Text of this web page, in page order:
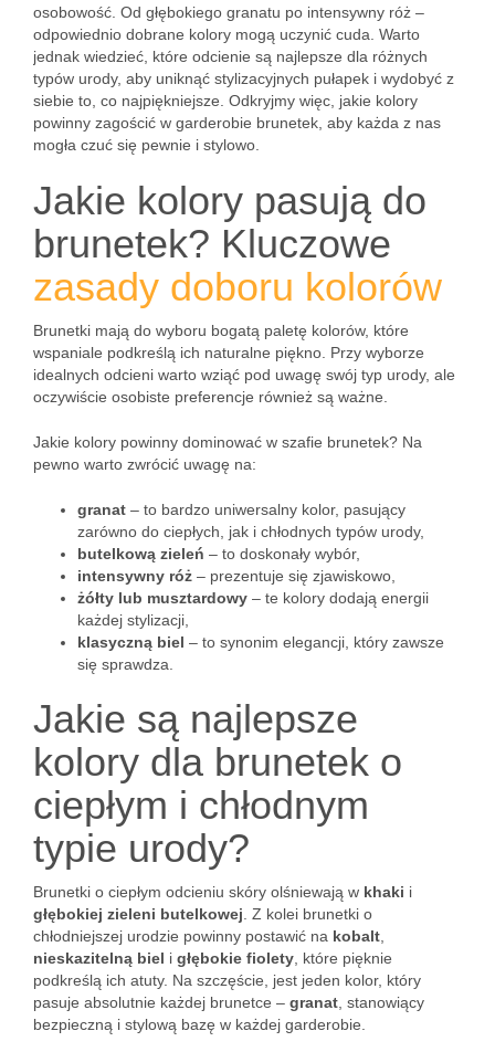
osobowość. Od głębokiego granatu po intensywny róż –
odpowiednio dobrane kolory mogą uczynić cuda. Warto
jednak wiedzieć, które odcienie są najlepsze dla różnych
typów urody, aby uniknąć stylizacyjnych pułapek i wydobyć z
siebie to, co najpiękniejsze. Odkryjmy więc, jakie kolory
powinny zagościć w garderobie brunetek, aby każda z nas
mogła czuć się pewnie i stylowo.
Jakie kolory pasują do
brunetek? Kluczowe
zasady doboru kolorów
Brunetki mają do wyboru bogatą paletę kolorów, które
wspaniale podkreślą ich naturalne piękno. Przy wyborze
idealnych odcieni warto wziąć pod uwagę swój typ urody, ale
oczywiście osobiste preferencje również są ważne.
Jakie kolory powinny dominować w szafie brunetek? Na
pewno warto zwrócić uwagę na:
granat – to bardzo uniwersalny kolor, pasujący
zarówno do ciepłych, jak i chłodnych typów urody,
butelkową zieleń – to doskonały wybór,
intensywny róż – prezentuje się zjawiskowo,
żółty lub musztardowy – te kolory dodają energii
każdej stylizacji,
klasyczną biel – to synonim elegancji, który zawsze
się sprawdza.
Jakie są najlepsze
kolory dla brunetek o
ciepłym i chłodnym
typie urody?
Brunetki o ciepłym odcieniu skóry olśniewają w khaki i
głębokiej zieleni butelkowej . Z kolei brunetki o
chłodniejszej urodzie powinny postawić na kobalt
nieskazitelną biel i głębokie fiolety , które pięknie
podkreślą ich atuty. Na szczęście, jest jeden kolor, który
pasuje absolutnie każdej brunetce – granat , stanowiący
bezpieczną i stylową bazę w każdej garderobie.